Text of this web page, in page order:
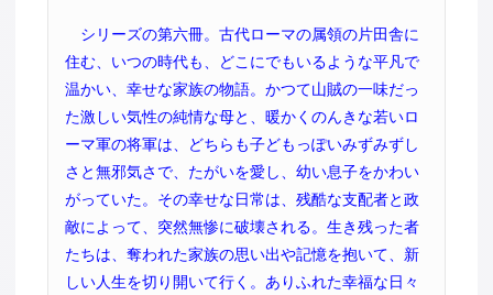
シリーズの第六冊。古代ローマの属領の片田舎に
住む、いつの時代も、どこにでもいるような平凡で
温かい、幸せな家族の物語。かつて山賊の一味だっ
た激しい気性の純情な母と、暖かくのんきな若いロ
ーマ軍の将軍は、どちらも子どもっぽいみずみずし
さと無邪気さで、たがいを愛し、幼い息子をかわい
がっていた。その幸せな日常は、残酷な支配者と政
敵によって、突然無惨に破壊される。生き残った者
たちは、奪われた家族の思い出や記憶を抱いて、新
しい人生を切り開いて行く。ありふれた幸福な日々